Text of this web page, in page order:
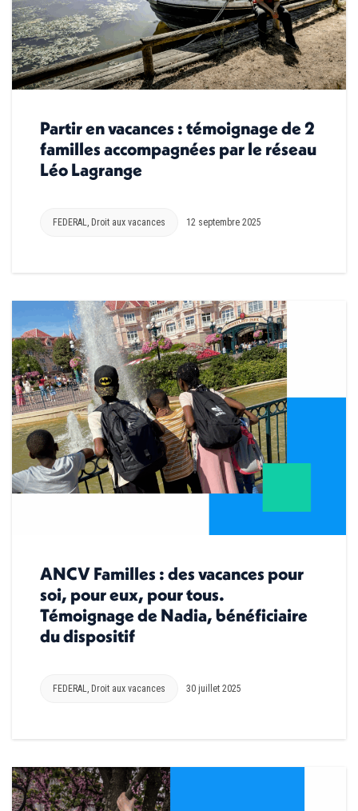
Partir en vacances : témoignage de 2
familles accompagnées par le réseau
Léo Lagrange
FEDERAL, Droit aux vacances 12 septembre 2025
ANCV Familles : des vacances pour
soi, pour eux, pour tous.
Témoignage de Nadia, bénéficiaire
du dispositif
FEDERAL, Droit aux vacances 30 juillet 2025